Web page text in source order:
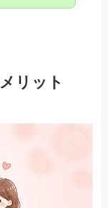
リット